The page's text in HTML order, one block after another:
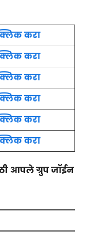
करा
करा
करा
करा
करा
करा
आपले ग्रुप जॉईन